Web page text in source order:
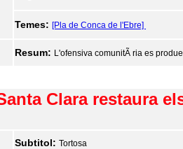
Temes: [Pla de Conca de l'Ebre]
Resum: L'ofensiva comunitÃ ria es
Clara restaura
Subtitol: Tortosa